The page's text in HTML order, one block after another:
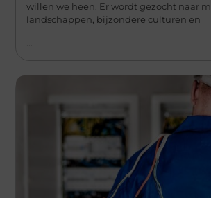
willen we heen. Er wordt gezocht naar
landschappen, bijzondere culturen en